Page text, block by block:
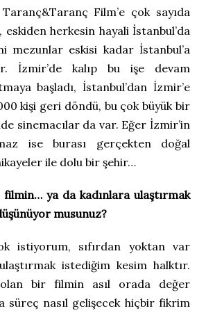
Film’e çok sayıda
eskiden herkesin hayali İstanbul’da
mezunlar eskisi kadar İstanbul’a
İzmir’de kalıp bu işe devam
başladı, İstanbul’dan İzmir’e
kişi geri döndü, bu çok büyük bir
sinemacılar da var. Eğer İzmir’in
ise burası gerçekten doğal
ile dolu bir şehir…
filmin… ya da kadınlara ulaştırmak
musunuz?
istiyorum, sıfırdan yoktan var
istediğim kesim halktır.
olan bir filmin asıl orada değer
süreç nasıl gelişecek hiçbir fikrim